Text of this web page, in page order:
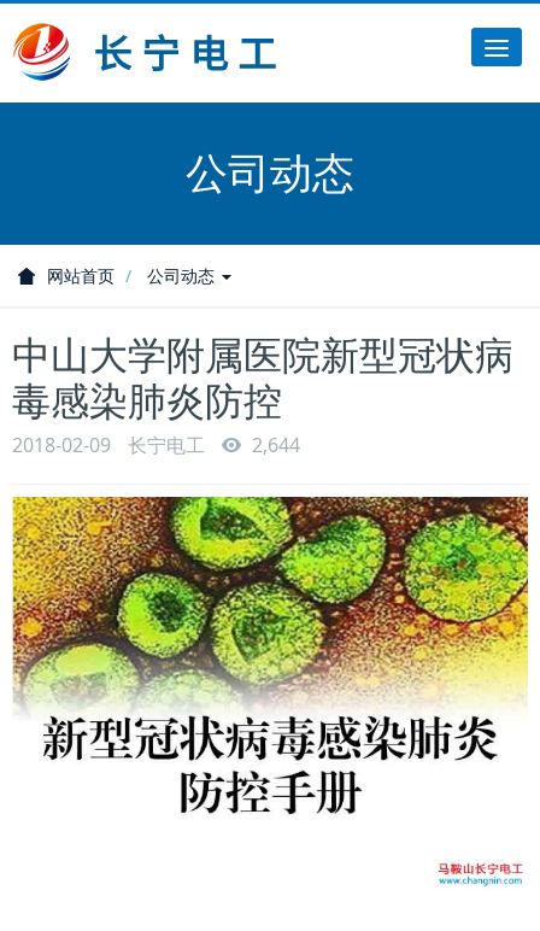
公司动态
网站首页 公司动态
中山大学附属医院新型冠状病
毒感染肺炎防控
2018-02-09 长宁电工 2,644